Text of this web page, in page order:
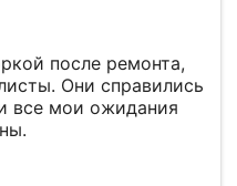
после ремонта,
Они справились
все мои ожидания